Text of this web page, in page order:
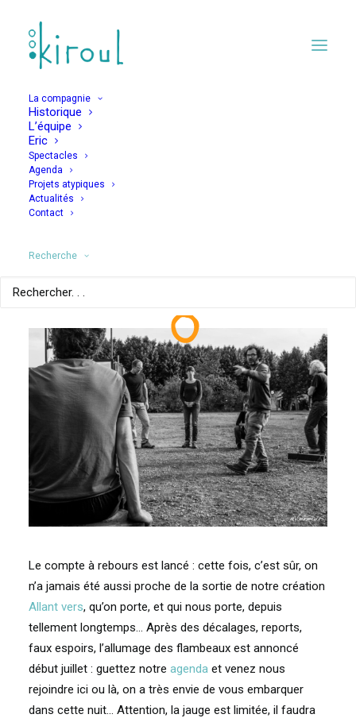
La compagnie
Historique
L’équipe
Eric
Spectacles
Agenda
Projets atypiques
Actualités
Contact
Recherche
Le compte à rebours est lancé : cette fois, c’est sûr, on
n’a jamais été aussi proche de la sortie de notre création
Allant vers, qu’on porte, et qui nous porte, depuis
tellement longtemps… Après des décalages, reports,
faux espoirs, l’allumage des flambeaux est annoncé
début juillet : guettez notre agenda et venez nous
rejoindre ici ou là, on a très envie de vous embarquer
dans cette nuit… Attention, la jauge est limitée, il faudra